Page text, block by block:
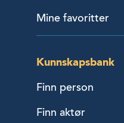
Mine favoritter
Kunnskapsbank
Finn person
Finn aktør